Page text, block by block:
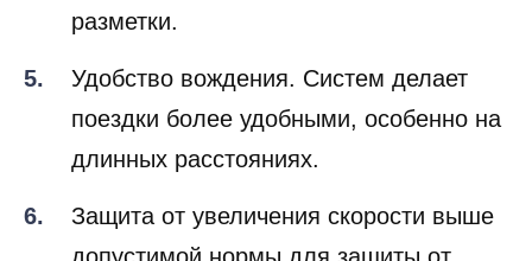
разметки.
Удобство вождения. Систем делает
поездки более удобными, особенно на
длинных расстояниях.
Защита от увеличения скорости выше
допустимой нормы для защиты от